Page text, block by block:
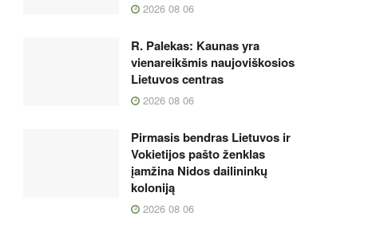
2026 08 06
R. Palekas: Kaunas yra
vienareikšmis naujoviškosios
Lietuvos centras
2026 08 06
Pirmasis bendras Lietuvos ir
Vokietijos pašto ženklas
įamžina Nidos dailininkų
koloniją
2026 08 06